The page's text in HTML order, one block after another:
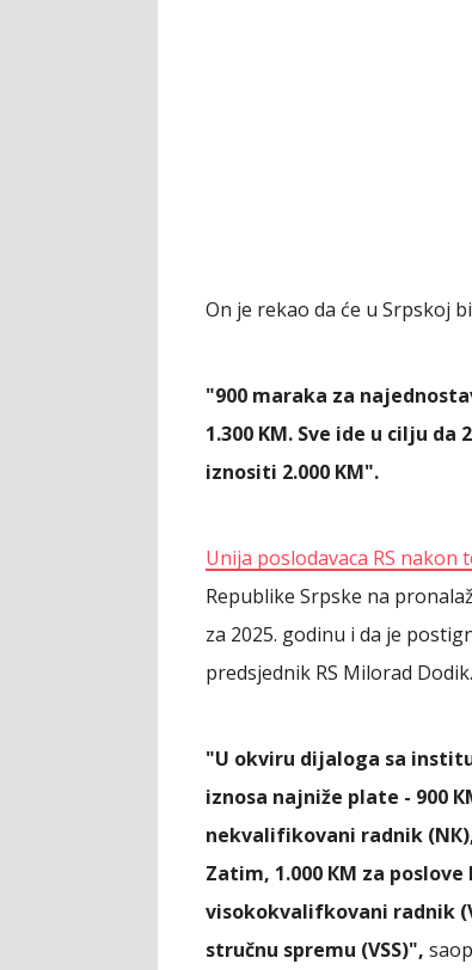
On je rekao da će u Srpskoj
"900 maraka za
1.300 KM. Sve ide u cilju
iznositi 2.000 KM".
Unija poslodavaca RS nakon
Republike Srpske na
za 2025. godinu i da je
predsjednik RS Milorad Dodik.
"U okviru dijaloga sa
iznosa najniže plate - 900
nekvalifikovani radnik
Zatim, 1.000 КM za
visokokvalifkovani radnik
stručnu spremu (VSS)",